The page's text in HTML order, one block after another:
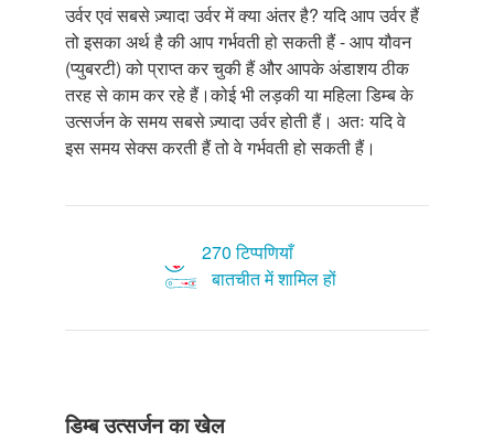
उर्वर एवं सबसे ज़्यादा उर्वर में क्या अंतर है? यदि आप उर्वर हैं
तो इसका अर्थ है की आप गर्भवती हो सकती हैं - आप यौवन
(प्युबरटी) को प्राप्त कर चुकी हैं और आपके अंडाशय ठीक
तरह से काम कर रहे हैं।कोई भी लड़की या महिला डिम्ब के
उत्सर्जन के समय सबसे ज़्यादा उर्वर होती हैं। अतः यदि वे
इस समय सेक्स करती हैं तो वे गर्भवती हो सकती हैं।
270 टिप्पणियाँ
बातचीत में शामिल हों
डिम्ब उत्सर्जन का खेल